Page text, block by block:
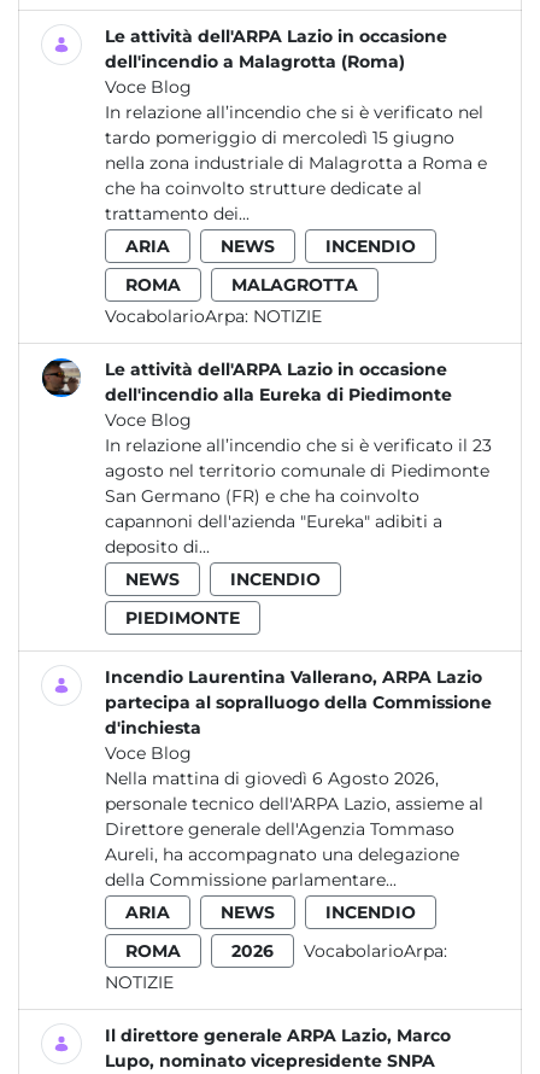
Le attività dell'ARPA Lazio in occasione
dell'incendio a Malagrotta (Roma)
Voce Blog
In relazione all’incendio che si è verificato nel
tardo pomeriggio di mercoledì 15 giugno
nella zona industriale di Malagrotta a Roma e
che ha coinvolto strutture dedicate al
trattamento dei...
ARIA
NEWS
INCENDIO
ROMA
MALAGROTTA
VocabolarioArpa: NOTIZIE
Le attività dell'ARPA Lazio in occasione
dell'incendio alla Eureka di Piedimonte
Voce Blog
In relazione all’incendio che si è verificato il 23
agosto nel territorio comunale di Piedimonte
San Germano (FR) e che ha coinvolto
capannoni dell'azienda "Eureka" adibiti a
deposito di...
NEWS
INCENDIO
PIEDIMONTE
Incendio Laurentina Vallerano, ARPA Lazio
partecipa al sopralluogo della Commissione
d'inchiesta
Voce Blog
Nella mattina di giovedì 6 Agosto 2026,
personale tecnico dell'ARPA Lazio, assieme al
Direttore generale dell'Agenzia Tommaso
Aureli, ha accompagnato una delegazione
della Commissione parlamentare...
ARIA
NEWS
INCENDIO
ROMA
2026
VocabolarioArpa:
NOTIZIE
Il direttore generale ARPA Lazio, Marco
Lupo, nominato vicepresidente SNPA